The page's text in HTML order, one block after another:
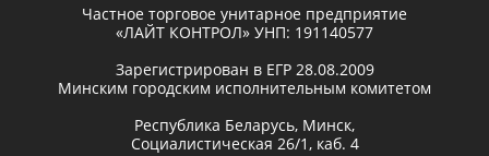
Частное торговое унитарное предприятие
«ЛАЙТ КОНТРОЛ» УНП: 191140577
Зарегистрирован в ЕГР 28.08.2009
Минским городским исполнительным комитетом
Республика Беларусь, Минск,
Социалистическая 26/1, каб. 4